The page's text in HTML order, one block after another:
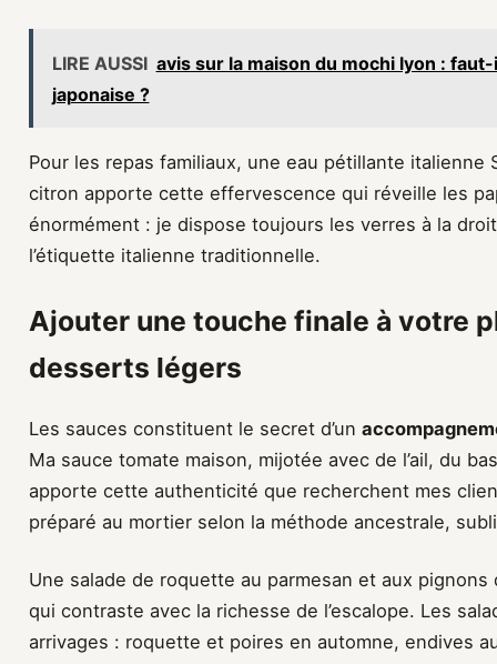
LIRE AUSSI avis sur la maison du mochi lyon :
japonaise ?
Pour les repas familiaux, une eau pétillante italienne
citron apporte cette effervescence qui réveille les
énormément : je dispose toujours les verres à la
l’étiquette italienne traditionnelle.
Ajouter une touche finale à votre
desserts légers
Les sauces constituent le secret d’un
Ma sauce tomate maison, mijotée avec de l’ail, du
apporte cette authenticité que recherchent mes
préparé au mortier selon la méthode ancestrale,
Une salade de roquette au parmesan et aux
qui contraste avec la richesse de l’escalope. Les
arrivages : roquette et poires en automne, endives